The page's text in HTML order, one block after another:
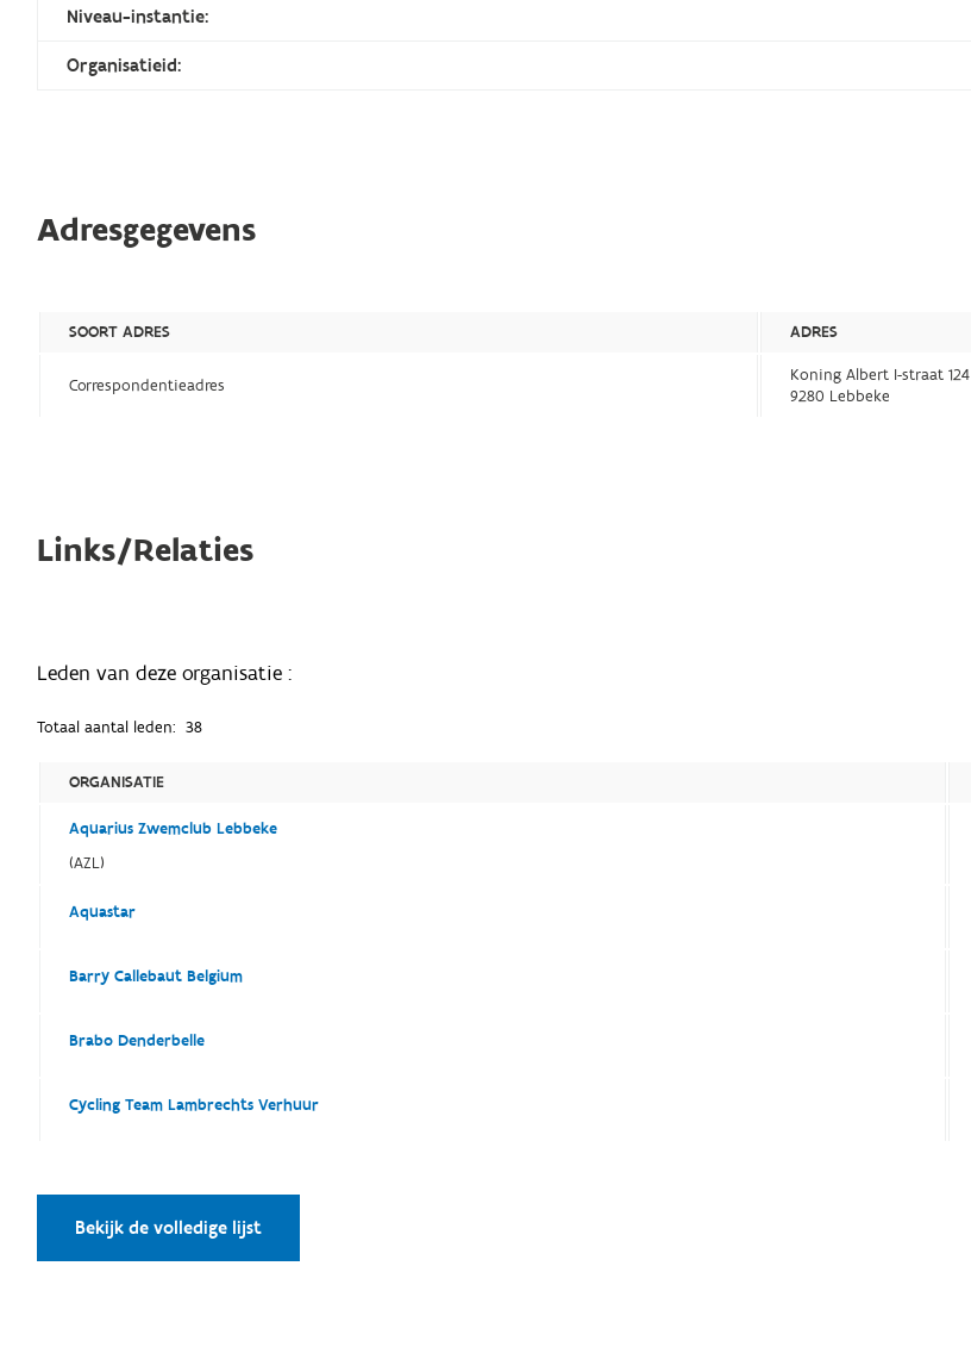
Niveau-instantie:
Organisatieid:
Adresgegevens
SOORT ADRES ADRES
Correspondentieadres
Koning Albert I-straat 124
9280 Lebbeke
Links/Relaties
Leden van deze organisatie :
Totaal aantal leden: 38
ORGANISATIE
Aquarius Zwemclub Lebbeke
(AZL)
Aquastar
Barry Callebaut Belgium
Brabo Denderbelle
Cycling Team Lambrechts Verhuur
Bekijk de volledige lijst